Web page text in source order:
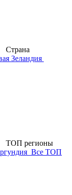
Страна
Зеландия
ТОП регионы
Все ТОП